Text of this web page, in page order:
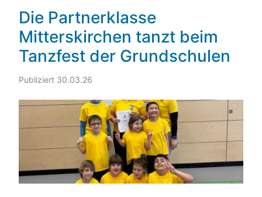
Die Partnerklasse
Mitterskirchen tanzt beim
Tanzfest der Grundschulen
Publiziert 30.03.26